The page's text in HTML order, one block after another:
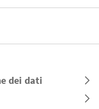
dei dati